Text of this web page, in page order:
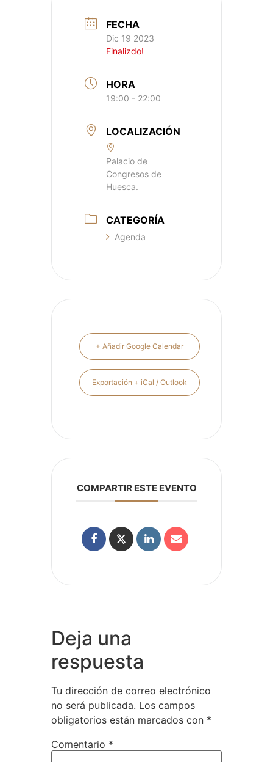
FECHA
Dic 19 2023
Finalizdo!
HORA
19:00 - 22:00
LOCALIZACIÓN
Palacio de
Congresos de
Huesca.
CATEGORÍA
Agenda
+ Añadir Google Calendar
Exportación + iCal / Outlook
COMPARTIR ESTE EVENTO
Deja una
respuesta
Tu dirección de correo electrónico
no será publicada. Los campos
obligatorios están marcados con *
Comentario *